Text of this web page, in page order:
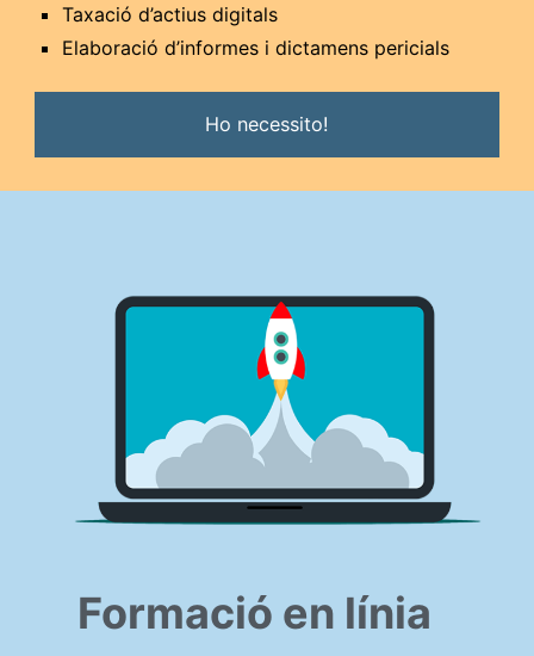
Taxació d’actius digitals
Elaboració d’informes i dictamens pericials
Ho necessito!
Formació en línia